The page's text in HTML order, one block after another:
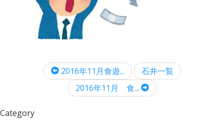
2016年11月食遊...
石井一覧
2016年11月 食...
Category